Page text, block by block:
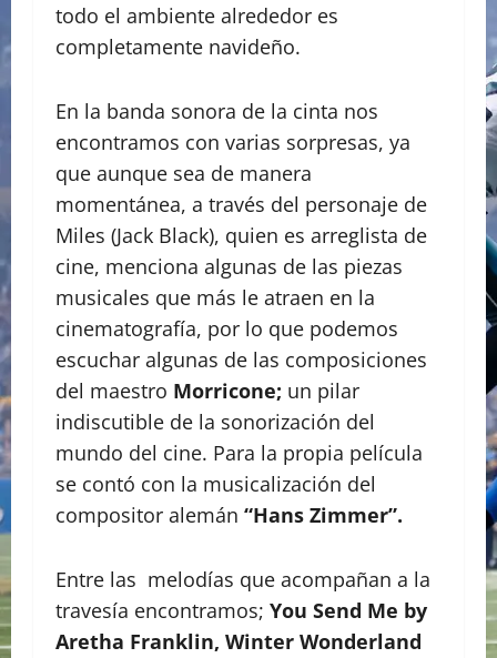
todo el ambiente alrededor es
completamente navideño.
En la banda sonora de la cinta nos
encontramos con varias sorpresas, ya
que aunque sea de manera
momentánea, a través del personaje de
Miles (Jack Black), quien es arreglista de
cine, menciona algunas de las piezas
musicales que más le atraen en la
cinematografía, por lo que podemos
escuchar algunas de las composiciones
del maestro Morricone; un pilar
indiscutible de la sonorización del
mundo del cine. Para la propia película
se contó con la musicalización del
compositor alemán “Hans Zimmer”.
Entre las melodías que acompañan a la
travesía encontramos; You Send Me by
Aretha Franklin, Winter Wonderland